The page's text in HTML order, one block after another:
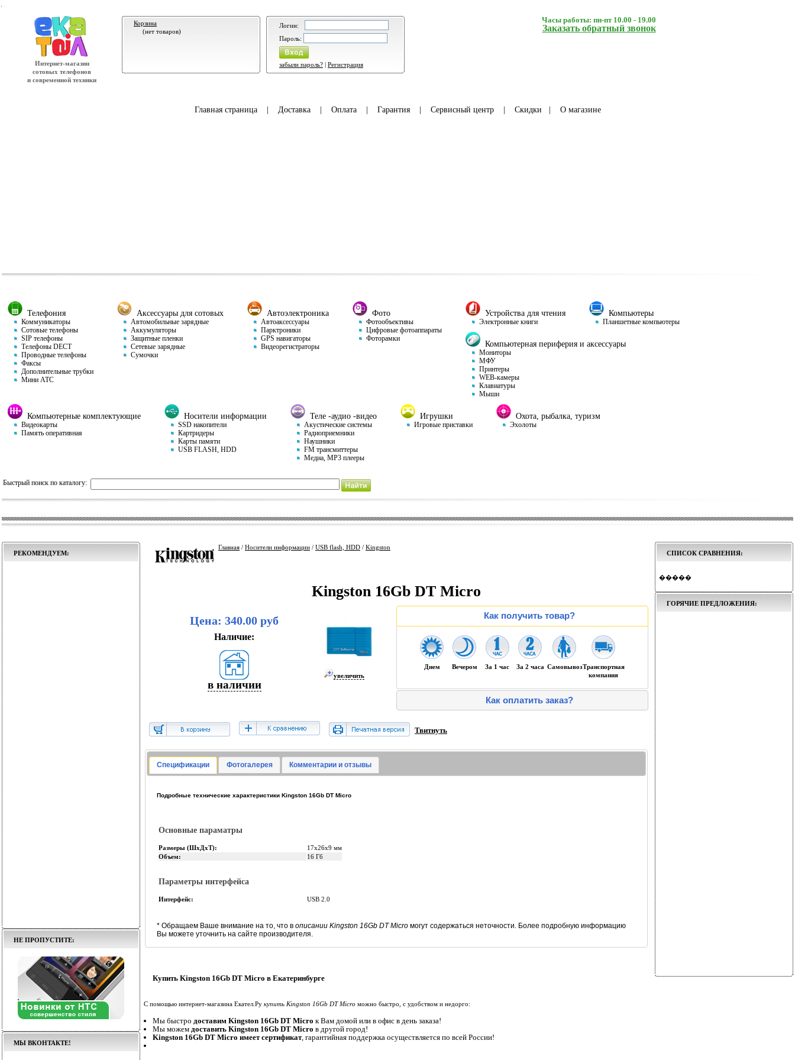
Интернет-магазин
сотовых телефонов
и современной техники
Корзина
(нет товаров)
Логин:
Пароль:
забыли пароль? | Регистрация
Часы работы: пн-пт 10.00 - 19.00
Заказать обратный звонок
Главная страница| Доставка| Оплата| Гарантия| Сервисный центр| Скидки О магазине
Телефония
Коммуникаторы
Сотовые телефоны
SIP телефоны
Телефоны DECT
Проводные телефоны
Факсы
Дополнительные трубки
Мини АТС
Аксессуары для сотовых
Автомобильные зарядные
Аккумуляторы
Защитные пленки
Сетевые зарядные
Сумочки
Автоэлектроника
Автоаксессуары
Парктроники
GPS навигаторы
Видеорегистраторы
Фото
Фотообъективы
Цифровые фотоаппараты
Фоторамки
Устройства для чтения
Электронные книги
Компьютеры
Планшетные компьютеры
Компьютерная периферия и аксессуары
Мониторы
МФУ
Принтеры
WEB-камеры
Клавиатуры
Мыши
Компьютерные комплектующие
Видеокарты
Память оперативная
Носители информации
SSD накопители
Картридеры
Карты памяти
USB FLASH, HDD
Теле -аудио -видео
Акустические системы
Радиоприемники
Наушники
FM трансмиттеры
Медиа, MP3 плееры
Игрушки
Игровые приставки
Охота, рыбалка, туризм
Эхолоты
Быстрый поиск по каталогу:
РЕКОМЕНДУЕМ:
НЕ ПРОПУСТИТЕ:
МЫ ВКОНТАКТЕ!
Главная / Носители информации / USB flash, HDD / Kingston
Kingston 16Gb DT Micro
Цена: 340.00 руб
Наличие:
в наличии
увеличить
Как получить товар?
Днем Вечером За 1 час За 2 часа СамовывозТранспортная
компания
Как оплатить заказ?
Твитнуть
Спецификации Фотогалерея Комментарии и отзывы
Подробные технические характеристики Kingston 16Gb DT Micro
Основные параматры
Размеры (ШхДхТ):
17x26x9 мм
Объем:
16 Гб
Параметры интерфейса
Интерфейс: USB 2.0
* Обращаем Ваше внимание на то, что вописании Kingston 16Gb DT Micro могут содержаться неточности. Более подробную информацию
Вы можете уточнить на сайте производителя.
Купить Kingston 16Gb DT Micro в Екатеринбурге
С помощью интернет-магазина Екател.Ру купить Kingston 16Gb DT Micro можно быстро, с удобством и недорго:
Мы быстро доставим Kingston 16Gb DT Micro к Вам домой или в офис в день заказа!
Мы можем доставить Kingston 16Gb DT Micro в другой город!
Kingston 16Gb DT Micro имеет сертификат, гарантийная поддержка осуществляется по всей России!
СПИСОК СРАВНЕНИЯ:
�����
ГОРЯЧИЕ ПРЕДЛОЖЕНИЯ: